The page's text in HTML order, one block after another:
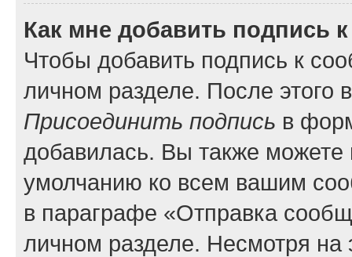
Как мне добавить подпись
Чтобы добавить подпись к
личном разделе. После этого
Присоединить подпись в
добавилась. Вы также можете
умолчанию ко всем вашим
в параграфе «Отправка
личном разделе. Несмотря на